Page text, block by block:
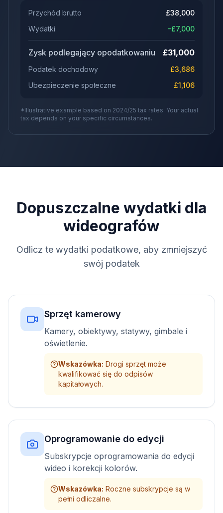
Przychód brutto £38,000
Wydatki
-£7,000
Zysk podlegający opodatkowaniu £31,000
Podatek dochodowy £3,686
Ubezpieczenie społeczne
£1,106
*Illustrative example based on 2024/25 tax rates. Your actual
tax depends on your specific circumstances.
Dopuszczalne wydatki dla
wideografów
Odlicz te wydatki podatkowe, aby zmniejszyć
swój podatek
Sprzęt kamerowy
Kamery, obiektywy, statywy, gimbale i
oświetlenie.
Wskazówka: Drogi sprzęt może
kwalifikować się do odpisów
kapitałowych.
Oprogramowanie do edycji
Subskrypcje oprogramowania do edycji
wideo i korekcji kolorów.
Wskazówka: Roczne subskrypcje są w
pełni odliczalne.